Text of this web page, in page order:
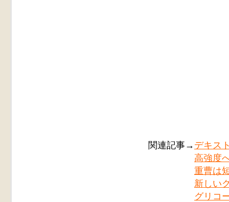
関連記事→デキス
高強度
重曹は
新しい
グリコ